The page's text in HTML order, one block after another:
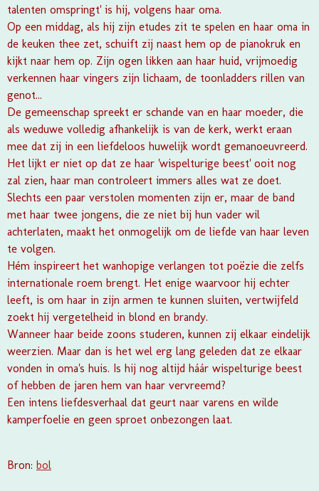
talenten omspringt' is hij, volgens haar oma.
Op een middag, als hij zijn etudes zit te spelen en haar oma in
de keuken thee zet, schuift zij naast hem op de pianokruk en
kijkt naar hem op. Zijn ogen likken aan haar huid, vrijmoedig
verkennen haar vingers zijn lichaam, de toonladders rillen van
genot...
De gemeenschap spreekt er schande van en haar moeder, die
als weduwe volledig afhankelijk is van de kerk, werkt eraan
mee dat zij in een liefdeloos huwelijk wordt gemanoeuvreerd.
Het lijkt er niet op dat ze haar 'wispelturige beest' ooit nog
zal zien, haar man controleert immers alles wat ze doet.
Slechts een paar verstolen momenten zijn er, maar de band
met haar twee jongens, die ze niet bij hun vader wil
achterlaten, maakt het onmogelijk om de liefde van haar leven
te volgen.
Hém inspireert het wanhopige verlangen tot poëzie die zelfs
internationale roem brengt. Het enige waarvoor hij echter
leeft, is om haar in zijn armen te kunnen sluiten, vertwijfeld
zoekt hij vergetelheid in blond en brandy.
Wanneer haar beide zoons studeren, kunnen zij elkaar eindelijk
weerzien. Maar dan is het wel erg lang geleden dat ze elkaar
vonden in oma's huis. Is hij nog altijd háár wispelturige beest
of hebben de jaren hem van haar vervreemd?
Een intens liefdesverhaal dat geurt naar varens en wilde
kamperfoelie en geen sproet onbezongen laat.
Bron: bol